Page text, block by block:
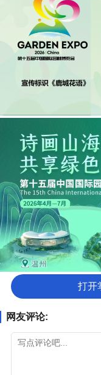
打开
网友评论: